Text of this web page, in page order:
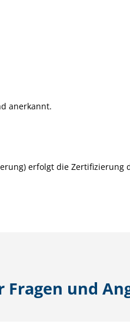
anerkannt.
erfolgt die
Fragen und